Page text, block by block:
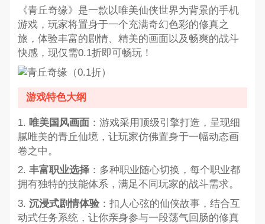
《青丘奇缘》是一款以唯美仙侠世界为背景的手机
游戏，玩家将置身于一个充满奇幻色彩的修真之
旅，体验丰富的剧情、精美的画面以及畅爽的战斗
快感，现仅需0.1折即可畅玩！
游戏特色大纲
1. 唯美国风画面：游戏采用顶级引擎打造，呈现细
腻唯美的青丘仙境，让玩家仿佛置身于一幅动态画
卷之中。
2. 丰富职业选择：多种职业随心切换，每个职业都
拥有独特的技能体系，满足不同玩家的战斗需求。
3. 沉浸式剧情体验：扣人心弦的仙侠故事，结合互
动式任务系统，让你亲身参与一段荡气回肠的修真